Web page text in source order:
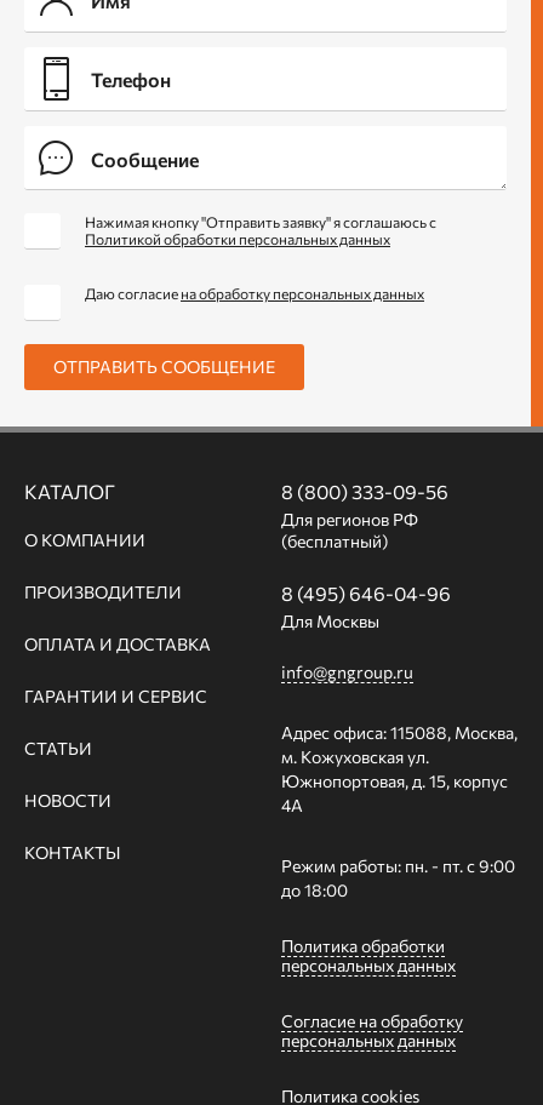
Нажимая кнопку "Отправить заявку" я соглашаюсь с
Политикой обработки персональных данных
Даю согласие на обработку персональных данных
ОТПРАВИТЬ СООБЩЕНИЕ
КАТАЛОГ
О КОМПАНИИ
ПРОИЗВОДИТЕЛИ
ОПЛАТА И ДОСТАВКА
ГАРАНТИИ И СЕРВИС
СТАТЬИ
НОВОСТИ
КОНТАКТЫ
8 (800) 333-09-56
Для регионов РФ
(бесплатный)
8 (495) 646-04-96
Для Москвы
info@gngroup.ru
Адрес офиса: 115088, Москва,
м. Кожуховская ул.
Южнопортовая, д. 15, корпус
4А
Режим работы: пн. - пт. с 9:00
до 18:00
Политика обработки
персональных данных
Согласие на обработку
персональных данных
Политика cookies